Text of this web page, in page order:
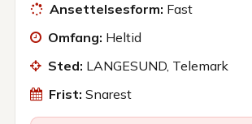
Ansettelsesform: Fast
Omfang: Heltid
Sted: LANGESUND, Telemark
Frist: Snarest